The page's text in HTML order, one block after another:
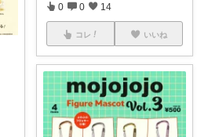
0 0 14
コレ いいね